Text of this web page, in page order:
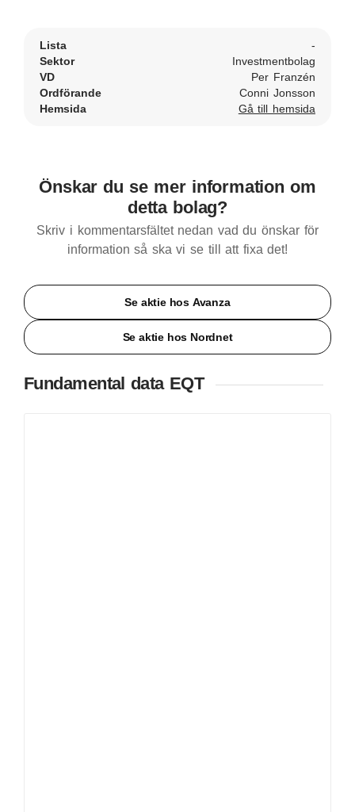
Lista
-
Sektor
Investmentbolag
VD
Per Franzén
Ordförande
Conni Jonsson
Hemsida
Gå till hemsida
Önskar du se mer information om
detta bolag?
Skriv i kommentarsfältet nedan vad du önskar för
information så ska vi se till att fixa det!
Se aktie hos Avanza
Se aktie hos Nordnet
Fundamental data EQT